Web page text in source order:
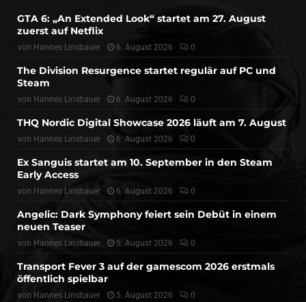
GTA 6: „An Extended Look“ startet am 27. August
zuerst auf Netflix
von Hannes Linsbauer 6. August 2026 0
The Division Resurgence startet regulär auf PC und
Steam
von Hannes Linsbauer 6. August 2026 0
THQ Nordic Digital Showcase 2026 läuft am 7. August
von Hannes Linsbauer 6. August 2026 0
Ex Sanguis startet am 10. September in den Steam
Early Access
von Hannes Linsbauer 6. August 2026 0
Angelic: Dark Symphony feiert sein Debüt in einem
neuen Teaser
von Hannes Linsbauer 5. August 2026 0
Transport Fever 3 auf der gamescom 2026 erstmals
öffentlich spielbar
von Hannes Linsbauer 5. August 2026 0